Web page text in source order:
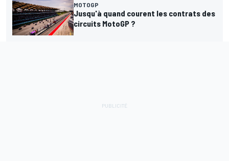
MOTOGP
Jusqu'à quand courent les contrats des
circuits MotoGP ?